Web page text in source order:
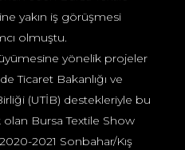
yakın iş görüşmesi
olmuştu.
yönelik projeler
Ticaret Bakanlığı ve
(UTİB) destekleriyle bu
Bursa Textile Show
2020-2021 Sonbahar/Kış